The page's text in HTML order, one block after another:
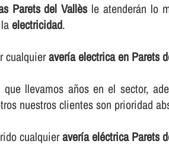
Parets del Vallèsle atenderán lo
laelectricidad.
cualquieraverí­a electrica en Parets
llevamos años en el sector,
nuestros clientes son prioridad
cualquieraverí­a eléctrica Parets